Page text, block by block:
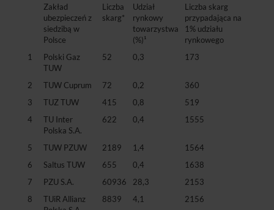
Zakład
ubezpieczeń z
siedzibą w
Polsce
Liczba
skarg*
Udział
rynkowy
towarzystwa
(%)¹
Liczba skarg
przypadająca na
1% udziału
rynkowego
1
Polski Gaz
TUW
52 0,3 173
2 TUW Cuprum 72 0,2
360
3
TUZ TUW 415 0,8
519
4
TU Inter
Polska S.A.
622 0,4 1555
5 TUW PZUW 2189 1,4
1564
6
Saltus TUW 655 0,4
1638
7
PZU S.A. 60936 28,3
2153
8
TUiR Allianz
8839 4,1 2156